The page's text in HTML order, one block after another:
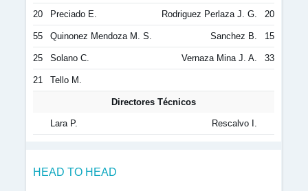
20 Preciado E. Rodriguez Perlaza J. G. 20
55 Quinonez Mendoza M. S. Sanchez B. 15
25 Solano C. Vernaza Mina J. A. 33
21 Tello M.
Directores Técnicos
Lara P. Rescalvo I.
HEAD TO HEAD